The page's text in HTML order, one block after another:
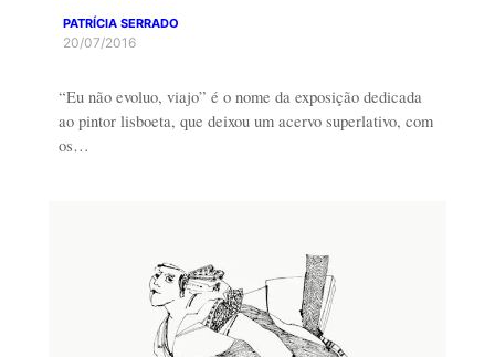
PATRÍCIA SERRADO
20/07/2016
“Eu não evoluo, viajo” é o nome da exposição dedicada
ao pintor lisboeta, que deixou um acervo superlativo, com
os…